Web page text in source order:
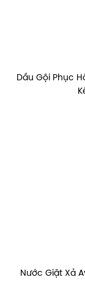
Dầu Gội Phục
Nước Giặt Xả